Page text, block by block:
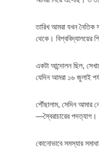
তারিখ আমরা যখন নৈতিক
থেকে। বিশ্ববিদ্যালয়ের
একটা আন্দোলন ছিল,
যেদিন আমরা ১৬ জুলাই
পৌঁছালাম, সেদিন আমার
—স্বৈরাচারের
কোনোভাবে সমস্যার